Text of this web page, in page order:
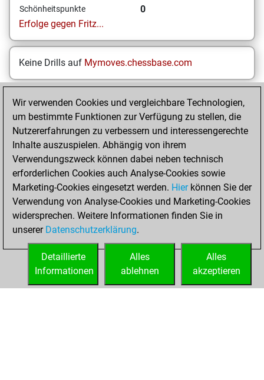
Schönheitspunkte
0
Erfolge gegen Fritz...
Keine Drills auf Mymoves.chessbase.com
STARTSEITE
Your Latest App
Activity
Sonntag,
Oktober 5, 2025
You created
your Fritz account
Wir verwenden Cookies und vergleichbare Technologien,
um bestimmte Funktionen zur Verfügung zu stellen, die
Nutzererfahrungen zu verbessern und interessengerechte
Inhalte auszuspielen. Abhängig von ihrem
Verwendungszweck können dabei neben technisch
erforderlichen Cookies auch Analyse-Cookies sowie
Marketing-Cookies eingesetzt werden. Hierkönnen Sie der
Verwendung von Analyse-Cookies und Marketing-Cookies
widersprechen. Weitere Informationen finden Sie in
unserer Datenschutzerklärung.
Alles
akzeptieren
Alles
ablehnen
Detaillierte
Informationen